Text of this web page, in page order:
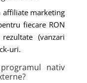
affiliate marketing
fiecare RON
(vanzari
uri.
nativ